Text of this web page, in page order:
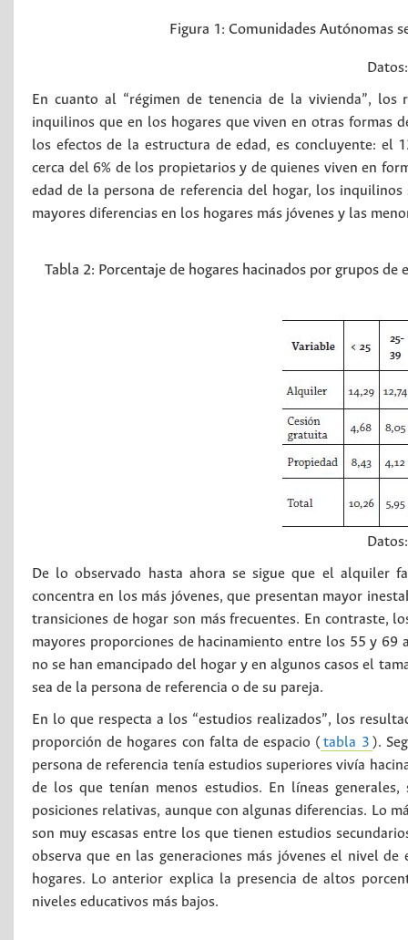
Figura 1: Comunidades Autónomas
En cuanto al “régimen de tenencia de la vivienda”,
inquilinos que en los hogares que viven en otras formas
los efectos de la estructura de edad, es concluyente: el
cerca del 6% de los propietarios y de quienes viven en
edad de la persona de referencia del hogar, los
mayores diferencias en los hogares más jóvenes y las
Tabla 2: Porcentaje de hogares hacinados por grupos
De lo observado hasta ahora se sigue que el alquiler
concentra en los más jóvenes, que presentan mayor
transiciones de hogar son más frecuentes. En contraste,
mayores proporciones de hacinamiento entre los 55 y
no se han emancipado del hogar y en algunos casos el
sea de la persona de referencia o de su pareja.
En lo que respecta a los “estudios realizados”, los
proporción de hogares con falta de espacio ( tabla 3 ).
persona de referencia tenía estudios superiores vivía
de los que tenían menos estudios. En líneas
posiciones relativas, aunque con algunas diferencias. Lo
son muy escasas entre los que tienen estudios
observa que en las generaciones más jóvenes el nivel
hogares. Lo anterior explica la presencia de altos
niveles educativos más bajos.